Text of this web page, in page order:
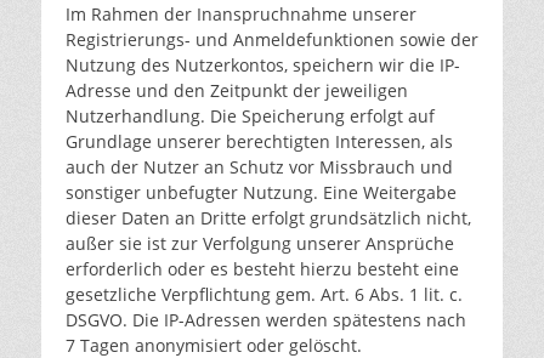
Im Rahmen der Inanspruchnahme unserer
Registrierungs- und Anmeldefunktionen sowie der
Nutzung des Nutzerkontos, speichern wir die IP-
Adresse und den Zeitpunkt der jeweiligen
Nutzerhandlung. Die Speicherung erfolgt auf
Grundlage unserer berechtigten Interessen, als
auch der Nutzer an Schutz vor Missbrauch und
sonstiger unbefugter Nutzung. Eine Weitergabe
dieser Daten an Dritte erfolgt grundsätzlich nicht,
außer sie ist zur Verfolgung unserer Ansprüche
erforderlich oder es besteht hierzu besteht eine
gesetzliche Verpflichtung gem. Art. 6 Abs. 1 lit. c.
DSGVO. Die IP-Adressen werden spätestens nach
7 Tagen anonymisiert oder gelöscht.